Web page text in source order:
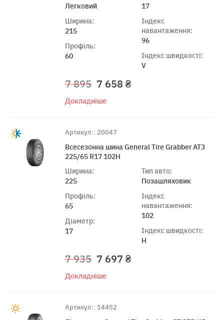
Легковий
Ширина:
215
Профіль:
60
17
Індекс
навантаження:
96
Індекс швидкості:
V
7 895 7 658 ₴
Докладніше
Артикул:: 20047
Всесезонна шина General Tire Grabber AT3
225/65 R17 102H
Ширина:
225
Профіль:
65
Діаметр:
17
Тип авто:
Позашляховик
Індекс
навантаження:
102
Індекс швидкості:
H
7 935 7 697 ₴
Докладніше
Артикул:: 14452